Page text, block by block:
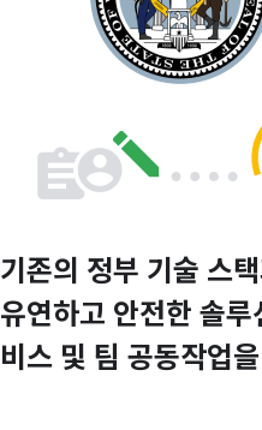
기존의 정부 기술 스
유연하고 안전한 솔
비스 및 팀 공동작업